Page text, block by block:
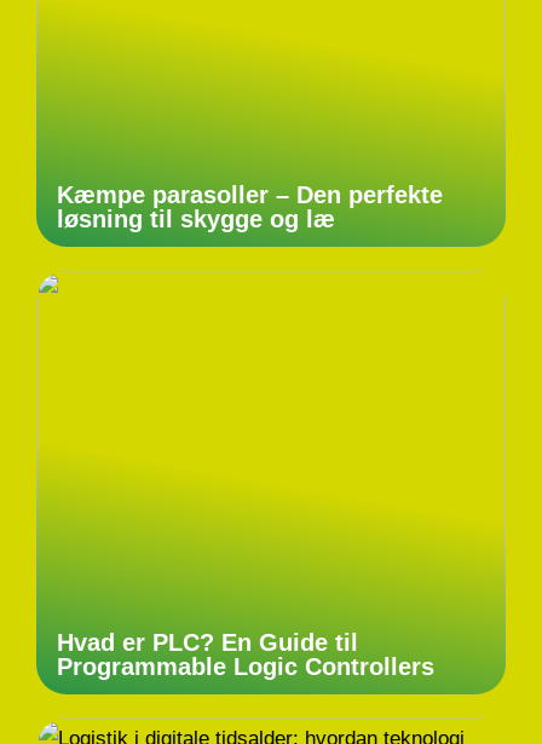
Kæmpe parasoller – Den perfekte
løsning til skygge og læ
Hvad er PLC? En Guide til
Programmable Logic Controllers